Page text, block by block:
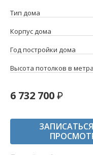
Тип дома
Корпус дома
Год постройки дома
Высота потолков в
6 732 700